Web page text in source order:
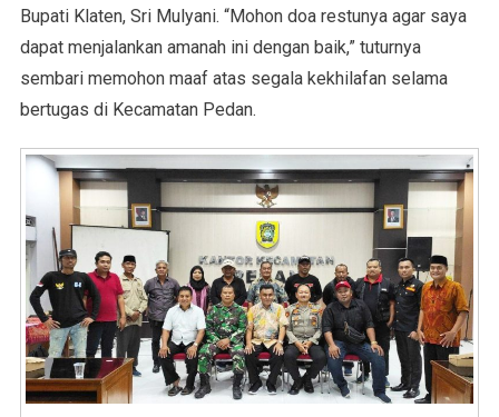
Bupati Klaten, Sri Mulyani. “Mohon doa restunya agar saya
dapat menjalankan amanah ini dengan baik,” tuturnya
sembari memohon maaf atas segala kekhilafan selama
bertugas di Kecamatan Pedan.